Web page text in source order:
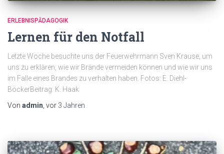
ERLEBNISPÄDAGOGIK
Lernen für den Notfall
Letzte Woche besuchte uns der Feuerwehrmann Sven Krause, um
uns zu erklären, wie wir Brände vermeiden können und wie wir uns
im Falle eines Brandes zu verhalten haben. Fotos: E. Diehl-
BöckerBeitrag: K. Haak
Von admin , vor 3 Jahren